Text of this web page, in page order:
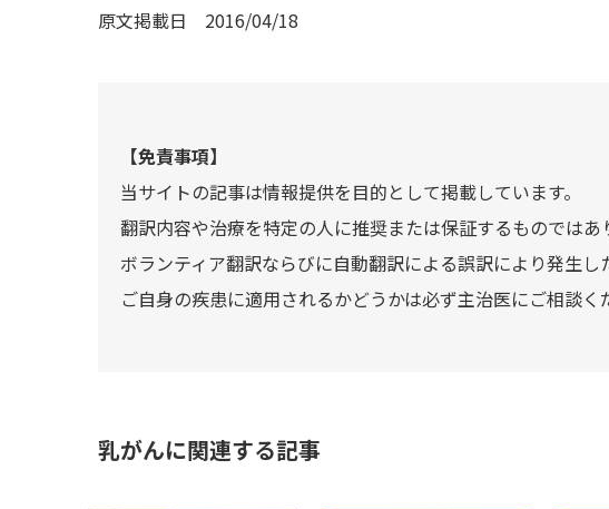
原文掲載日 2016/04/18
【免責事項】
当サイトの記事は情報提供を目的として掲載しています。
翻訳内容や治療を特定の人に推奨または保証するものではあ
ボランティア翻訳ならびに自動翻訳による誤訳により発生し
ご自身の疾患に適用されるかどうかは必ず主治医にご相談く
乳がんに関連する記事